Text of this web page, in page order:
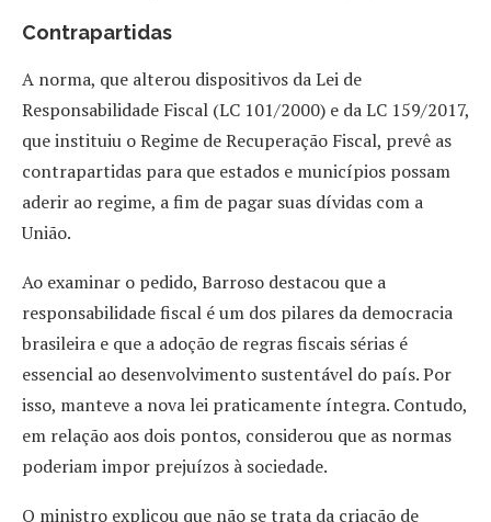
Contrapartidas
A norma, que alterou dispositivos da Lei de
Responsabilidade Fiscal (LC 101/2000) e da LC 159/2017,
que instituiu o Regime de Recuperação Fiscal, prevê as
contrapartidas para que estados e municípios possam
aderir ao regime, a fim de pagar suas dívidas com a
União.
Ao examinar o pedido, Barroso destacou que a
responsabilidade fiscal é um dos pilares da democracia
brasileira e que a adoção de regras fiscais sérias é
essencial ao desenvolvimento sustentável do país. Por
isso, manteve a nova lei praticamente íntegra. Contudo,
em relação aos dois pontos, considerou que as normas
poderiam impor prejuízos à sociedade.
O ministro explicou que não se trata da criação de